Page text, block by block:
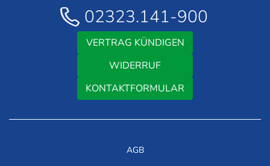
02323.141-900
VERTRAG KÜNDIGEN
WIDERRUF
KONTAKTFORMULAR
AGB